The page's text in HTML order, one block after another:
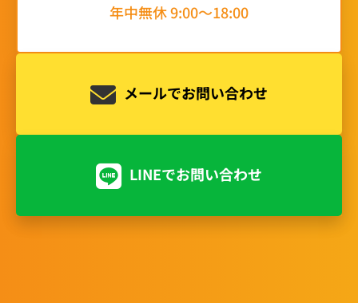
年中無休 9:00〜18:00
メールでお問い合わせ
LINEでお問い合わせ